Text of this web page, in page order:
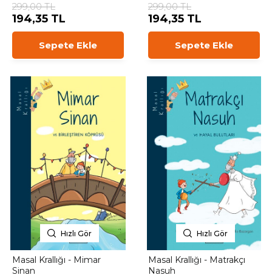
299,00 TL
194,35 TL
Sepete Ekle
299,00 TL
194,35 TL
Sepete Ekle
Hızlı Gör
Masal Krallığı - Mimar
Sinan
Hızlı Gör
Masal Krallığı - Matrakçı
Nasuh